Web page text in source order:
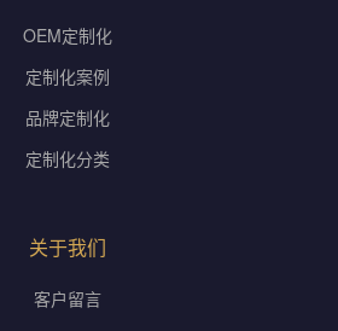
OEM定制化
定制化案例
品牌定制化
定制化分类
关于我们
客户留言